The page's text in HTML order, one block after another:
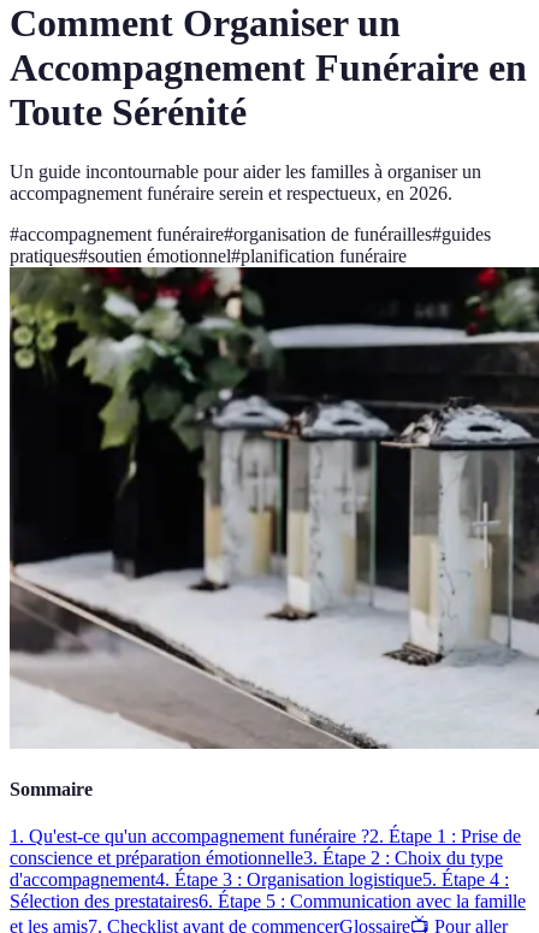
Comment Organiser un
Accompagnement Funéraire en
Toute Sérénité
Un guide incontournable pour aider les familles à organiser un
accompagnement funéraire serein et respectueux, en 2026.
#accompagnement funéraire#organisation de funérailles#guides
pratiques#soutien émotionnel#planification funéraire
Sommaire
1. Qu'est-ce qu'un accompagnement funéraire ?2. Étape 1 : Prise de
conscience et préparation émotionnelle3. Étape 2 : Choix du type
d'accompagnement4. Étape 3 : Organisation logistique5. Étape 4 :
Sélection des prestataires6. Étape 5 : Communication avec la famille
et les amis7. Checklist avant de commencerGlossaire📺 Pour aller